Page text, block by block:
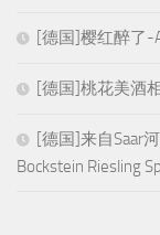
[德国]樱红醉了-
[德国]桃花美酒
[德国]来自Saar
Bockstein Riesling